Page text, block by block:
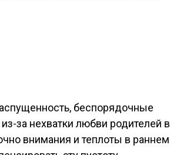
беспорядочные
за нехватки любви родителей в
внимания и теплоты в раннем